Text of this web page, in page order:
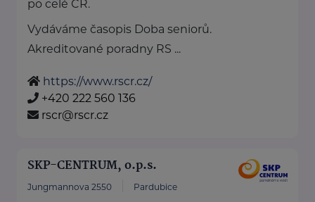
po celé ČR.
Vydáváme časopis Doba seniorů.
Akreditované poradny RS ...
https://www.rscr.cz/
+420 222 560 136
rscr@rscr.cz
SKP-CENTRUM, o.p.s.
Jungmannova 2550 Pardubice